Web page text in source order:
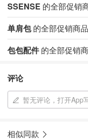
SSENSE 的全部促销
单肩包的全部促销商品
包包配件的全部促销
评论
暂无评论，打开App
相似同款